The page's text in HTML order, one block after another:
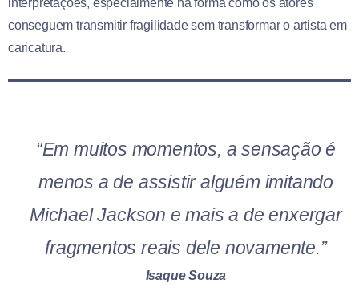
interpretações, especialmente na forma como os atores
conseguem transmitir fragilidade sem transformar o artista em
caricatura.
“Em muitos momentos, a sensação é
menos a de assistir alguém imitando
Michael Jackson e mais a de enxergar
fragmentos reais dele novamente.”
Isaque Souza